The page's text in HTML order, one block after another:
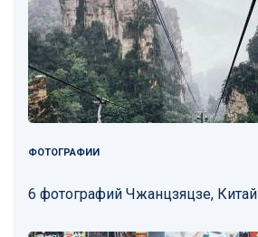
ФОТОГРАФИИ
6 фотографий Чжанцзяцзе, Китай